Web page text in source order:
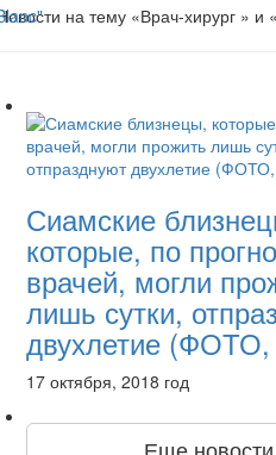
на тему «Врач-хирург » и
Сиамские
которые, по
врачей, могли
лишь сутки,
двухлетие
17 октября, 2018 год